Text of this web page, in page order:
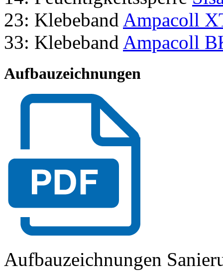
23: Klebeband Ampacoll
33: Klebeband Ampacoll
Aufbauzeichnungen
Aufbauzeichnungen